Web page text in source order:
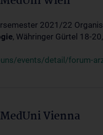
2021/22
, Währinger Gürtel 18-
events/detail/forum-
Vienna